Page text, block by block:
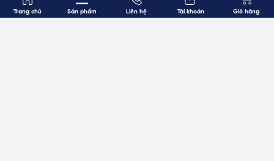
Trang chủ Sản phẩm Liên hệ Tài khoản Giỏ hàng